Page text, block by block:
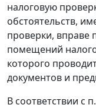
налоговую
обстоятельств,
проверки, вправе
помещений
которого
документов и
В соответствии с